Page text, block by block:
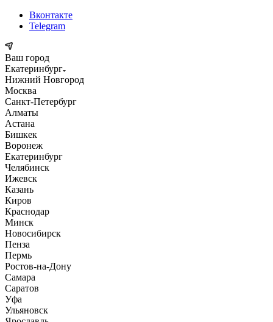
Вконтакте
Telegram
Ваш город
Екатеринбург
Нижний Новгород
Москва
Санкт-Петербург
Алматы
Астана
Бишкек
Воронеж
Екатеринбург
Челябинск
Ижевск
Казань
Киров
Краснодар
Минск
Новосибирск
Пенза
Пермь
Ростов-на-Дону
Самара
Саратов
Уфа
Ульяновск